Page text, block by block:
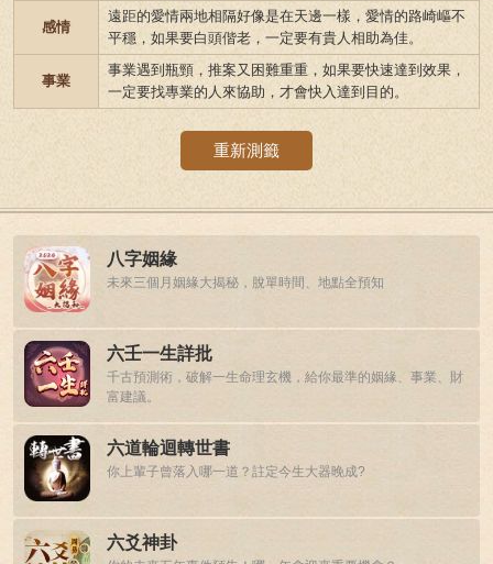
感情
遠距的愛情兩地相隔好像是在天邊一樣，愛情的路崎嶇不
平穩，如果要白頭偕老，一定要有貴人相助為佳。
事業
事業遇到瓶頸，推案又困難重重，如果要快速達到效果，
一定要找專業的人來協助，才會快入達到目的。
重新測籤
八字姻緣
未來三個月姻緣大揭秘，脫單時間、地點全預知
六壬一生詳批
千古預測術，破解一生命理玄機，給你最準的姻緣、事業、財
富建議。
六道輪迴轉世書
你上輩子曾落入哪一道？註定今生大器晚成?
六爻神卦